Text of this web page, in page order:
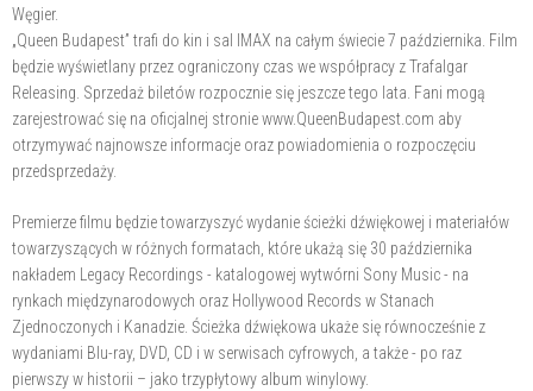
Węgier.
„Queen Budapest” trafi do kin i sal IMAX na całym świecie 7 października. Film
będzie wyświetlany przez ograniczony czas we współpracy z Trafalgar
Releasing. Sprzedaż biletów rozpocznie się jeszcze tego lata. Fani mogą
zarejestrować się na oficjalnej stronie www.QueenBudapest.com aby
otrzymywać najnowsze informacje oraz powiadomienia o rozpoczęciu
przedsprzedaży.
Premierze filmu będzie towarzyszyć wydanie ścieżki dźwiękowej i materiałów
towarzyszących w różnych formatach, które ukażą się 30 października
nakładem Legacy Recordings - katalogowej wytwórni Sony Music - na
rynkach międzynarodowych oraz Hollywood Records w Stanach
Zjednoczonych i Kanadzie. Ścieżka dźwiękowa ukaże się równocześnie z
wydaniami Blu-ray, DVD, CD i w serwisach cyfrowych, a także - po raz
pierwszy w historii – jako trzypłytowy album winylowy.